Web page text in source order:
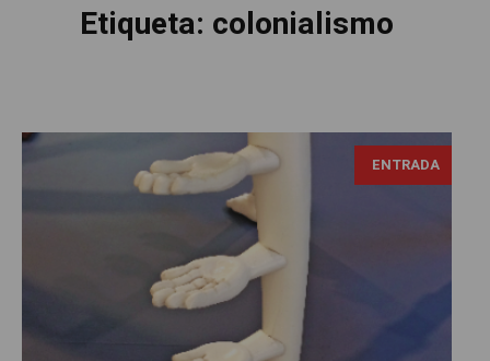
Etiqueta: colonialismo
ENTRADA